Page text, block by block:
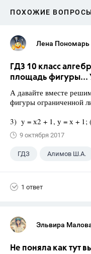
ПОХОЖИЕ
Лена Пономарь
ГДЗ 10 класс
площадь фигуры...
А давайте вместе
фигуры ограниченной
3) y = х2 + 1, у = х + 1;
9 октября 2017
ГДЗ Алимов Ш.А.
1 ответ
Эльвира
Не поняла как тут